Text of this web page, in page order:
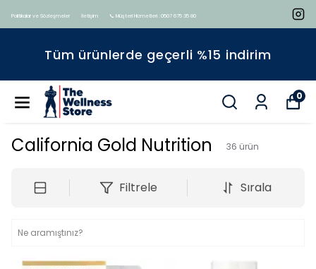
Politikalar ve Sözleşmeler İletişim 📞 Müşteri Hizmetleri : 0507 675 35 80
Tüm ürünlerde geçerli %15 indirim
0
California Gold Nutrition 36 ürün
Filtrele Sırala